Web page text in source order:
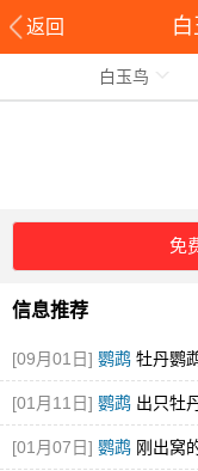
返回
白玉鸟
免
信息推荐
[09月01日] 鹦鹉 牡丹鹦
[01月11日] 鹦鹉 出只牡
[01月07日] 鹦鹉 刚出窝